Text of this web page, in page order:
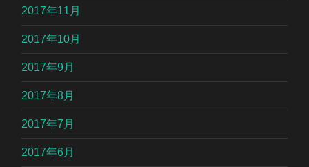
2017年11月
2017年10月
2017年9月
2017年8月
2017年7月
2017年6月